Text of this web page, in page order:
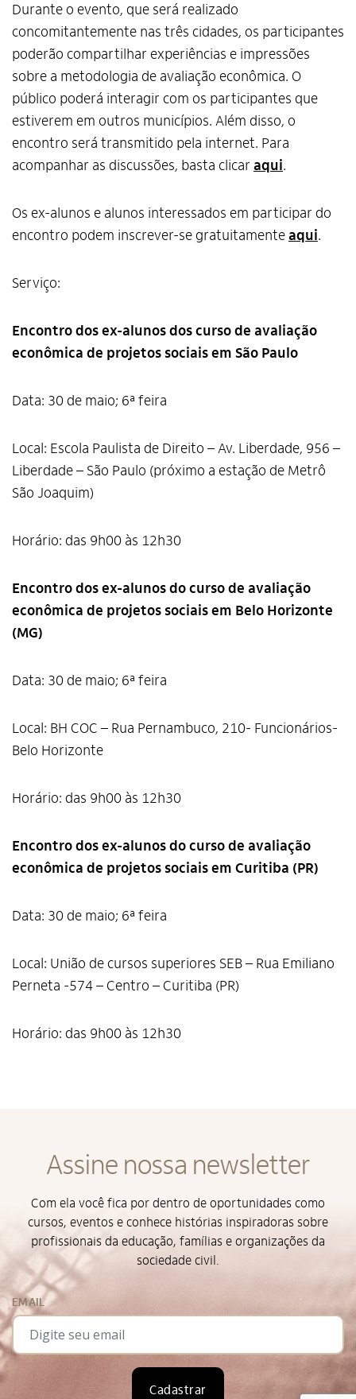
Durante o evento, que será realizado
concomitantemente nas três cidades, os participantes
poderão compartilhar experiências e impressões
sobre a metodologia de avaliação econômica. O
público poderá interagir com os participantes que
estiverem em outros municípios. Além disso, o
encontro será transmitido pela internet. Para
acompanhar as discussões, basta clicar aqui.
Os ex-alunos e alunos interessados em participar do
encontro podem inscrever-se gratuitamenteaqui.
Serviço:
Encontro dos ex-alunos dos curso de avaliação
econômica de projetos sociais em São Paulo
Data: 30 de maio; 6ª feira
Local: Escola Paulista de Direito – Av. Liberdade, 956 –
Liberdade – São Paulo (próximo a estação de Metrô
São Joaquim)
Horário: das 9h00 às 12h30
Encontro dos ex-alunos do curso de avaliação
econômica de projetos sociais em Belo Horizonte
(MG)
Data: 30 de maio; 6ª feira
Local: BH COC – Rua Pernambuco, 210- Funcionários-
Belo Horizonte
Horário: das 9h00 às 12h30
Encontro dos ex-alunos do curso de avaliação
econômica de projetos sociais em Curitiba (PR)
Data: 30 de maio; 6ª feira
Local: União de cursos superiores SEB – Rua Emiliano
Perneta -574 – Centro – Curitiba (PR)
Horário: das 9h00 às 12h30
Assine nossa newsletter
Com ela você fica por dentro de oportunidades como
cursos, eventos e conhece histórias inspiradoras sobre
profissionais da educação, famílias e organizações da
sociedade civil.
EMAIL
Cadastrar